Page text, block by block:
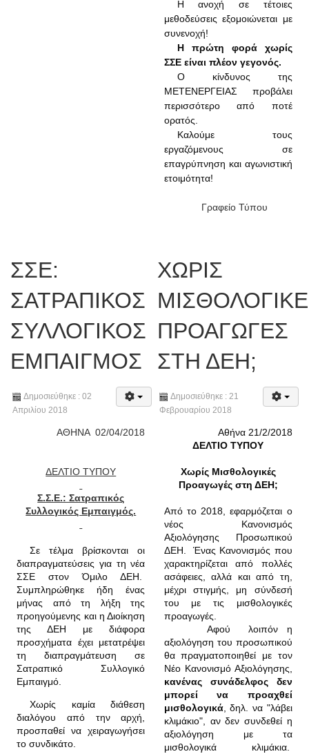
Η ανοχή σε τέτοιες
μεθοδεύσεις εξομοιώνεται με
συνενοχή!
Η πρώτη φορά χωρίς
ΣΣΕ είναι πλέον γεγονός.
Ο κίνδυνος της
ΜΕΤΕΝΕΡΓΕΙΑΣ προβάλει
περισσότερο από ποτέ
ορατός.
Καλούμε τους
εργαζόμενους σε
επαγρύπνηση και αγωνιστική
ετοιμότητα!
Γραφείο Τύπου
ΣΣΕ:
ΣΑΤΡΑΠΙΚΟΣ
ΣΥΛΛΟΓΙΚΟΣ
ΕΜΠΑΙΓΜΟΣ
Δημοσιεύθηκε : 02
Απριλίου 2018
ΑΘΗΝΑ 02/04/2018
ΔΕΛΤΙΟ ΤΥΠΟΥ
Σ.Σ.Ε.: Σατραπικός
Συλλογικός Εμπαιγμός.
Σε τέλμα βρίσκονται οι
διαπραγματεύσεις για τη νέα
ΣΣΕ στον Όμιλο ΔΕΗ.
Συμπληρώθηκε ήδη ένας
μήνας από τη λήξη της
προηγούμενης και η Διοίκηση
της ΔΕΗ με διάφορα
προσχήματα έχει μετατρέψει
τη διαπραγμάτευση σε
Σατραπικό Συλλογικό
Εμπαιγμό.
Χωρίς καμία διάθεση
διαλόγου από την αρχή,
προσπαθεί να χειραγωγήσει
το συνδικάτο.
ΧΩΡΙΣ
ΠΡΟΑΓΩΓΕΣ
ΣΤΗ ΔΕΗ;
Δημοσιεύθηκε : 21
Φεβρουαρίου 2018
Αθήνα 21/2/2018
ΔΕΛΤΙΟ ΤΥΠΟΥ
Χωρίς Μισθολογικές
Προαγωγές στη ΔΕΗ;
Από το 2018, εφαρμόζεται ο
νέος Κανονισμός
Αξιολόγησης Προσωπικού
ΔΕΗ.
Ένας Κανονισμός που
χαρακτηρίζεται από πολλές
ασάφειες, αλλά και από τη,
μέχρι στιγμής, μη σύνδεσή
του με τις μισθολογικές
προαγωγές.
Αφού
λοιπόν η
αξιολόγηση του προσωπικού
θα πραγματοποιηθεί με τον
Νέο Κανονισμό Αξιολόγησης,
κανένας συνάδελφος δεν
μπορεί να προαχθεί
μισθολογικά, δηλ. να "λάβει
κλιμάκιο", αν δεν συνδεθεί η
αξιολόγηση με τα
μισθολογικά κλιμάκια.